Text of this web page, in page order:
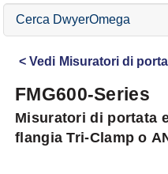
Cerca
DwyerOmega
Vedi Misuratori di
FMG600-Series
Misuratori di portata
flangia Tri-Clamp o